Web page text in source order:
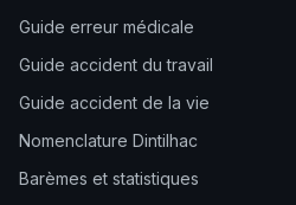
Guide erreur médicale
Guide accident du travail
Guide accident de la vie
Nomenclature Dintilhac
Barèmes et statistiques